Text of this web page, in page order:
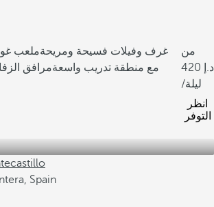
غرف وفيلات فسيحة ومريحة
مع منطقة تدريب واسعةمرافق
من
420
/ليلة
انظر
التوفر
Spain